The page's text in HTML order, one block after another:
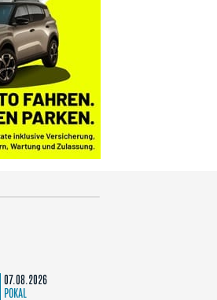
07.08.2026
POKAL